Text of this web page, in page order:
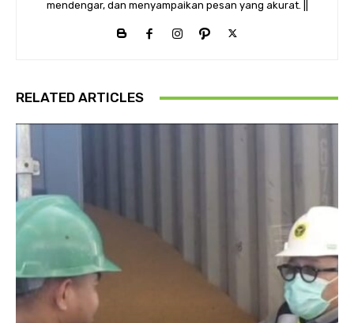
mendengar, dan menyampaikan pesan yang akurat. ||
RELATED ARTICLES